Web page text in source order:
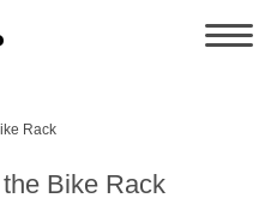
Rack
Bike Rack